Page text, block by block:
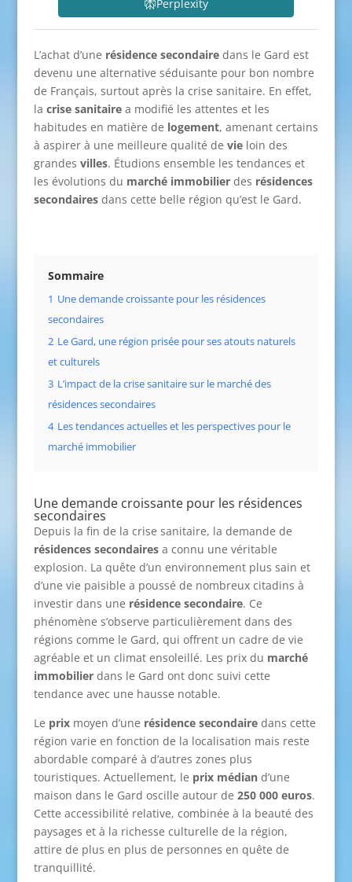
Perplexity
L’achat d’une résidence secondairedans le Gard est
devenu une alternative séduisante pour bon nombre
de Français, surtout après la crise sanitaire. En effet,
la crise sanitairea modifié les attentes et les
habitudes en matière de logement, amenant certains
à aspirer à une meilleure qualité de vieloin des
grandes villes. Étudions ensemble les tendances et
les évolutions du marché immobilierdes résidences
secondairesdans cette belle région qu’est le Gard.
Sommaire
1 Une demande croissante pour les résidences
secondaires
2 Le Gard, une région prisée pour ses atouts naturels
et culturels
3 L’impact de la crise sanitaire sur le marché des
résidences secondaires
4 Les tendances actuelles et les perspectives pour le
marché immobilier
Une demande croissante pour les résidences
secondaires
Depuis la fin de la crise sanitaire, la demande de
résidences secondairesa connu une véritable
explosion. La quête d’un environnement plus sain et
d’une vie paisible a poussé de nombreux citadins à
investir dans une résidence secondaire. Ce
phénomène s’observe particulièrement dans des
régions comme le Gard, qui offrent un cadre de vie
agréable et un climat ensoleillé. Les prix du marché
immobilierdans le Gard ont donc suivi cette
tendance avec une hausse notable.
Le prixmoyen d’une résidence secondairedans cette
région varie en fonction de la localisation mais reste
abordable comparé à d’autres zones plus
touristiques. Actuellement, le prix médiand’une
maison dans le Gard oscille autour de 250 000 euros.
Cette accessibilité relative, combinée à la beauté des
paysages et à la richesse culturelle de la région,
attire de plus en plus de personnes en quête de
tranquillité.